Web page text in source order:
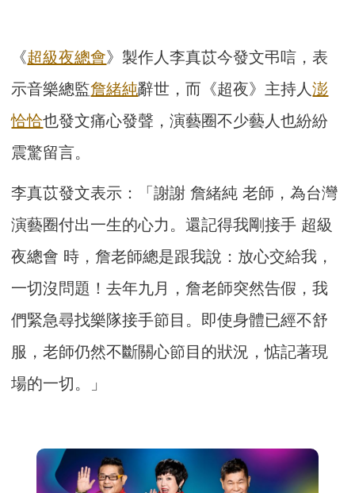
《超級夜總會》製作人李真苡今發文弔唁，表
示音樂總監詹緒純辭世，而《超夜》主持人澎
恰恰也發文痛心發聲，演藝圈不少藝人也紛紛
震驚留言。
李真苡發文表示：「謝謝 詹緒純 老師，為台灣
演藝圈付出一生的心力。還記得我剛接手 超級
夜總會 時，詹老師總是跟我說：放心交給我，
一切沒問題！去年九月，詹老師突然告假，我
們緊急尋找樂隊接手節目。即使身體已經不舒
服，老師仍然不斷關心節目的狀況，惦記著現
場的一切。」